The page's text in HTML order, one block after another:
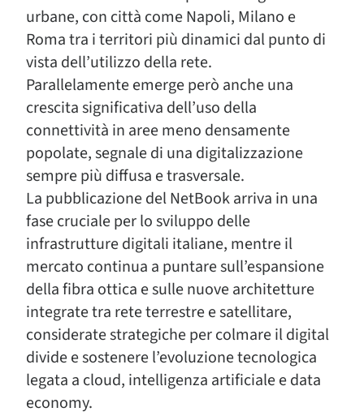
urbane, con città come Napoli, Milano e
Roma tra i territori più dinamici dal punto di
vista dell’utilizzo della rete.
Parallelamente emerge però anche una
crescita significativa dell’uso della
connettività in aree meno densamente
popolate, segnale di una digitalizzazione
sempre più diffusa e trasversale.
La pubblicazione del NetBook arriva in una
fase cruciale per lo sviluppo delle
infrastrutture digitali italiane, mentre il
mercato continua a puntare sull’espansione
della fibra ottica e sulle nuove architetture
integrate tra rete terrestre e satellitare,
considerate strategiche per colmare il digital
divide e sostenere l’evoluzione tecnologica
legata a cloud, intelligenza artificiale e data
economy.